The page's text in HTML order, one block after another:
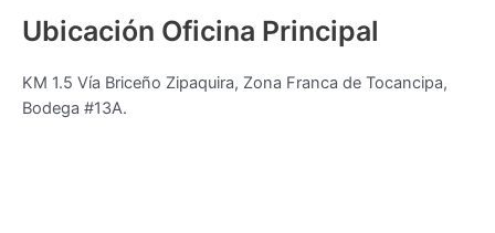
Ubicación Oficina Principal
KM 1.5 Vía Briceño Zipaquira, Zona Franca de Tocancipa,
Bodega #13A.